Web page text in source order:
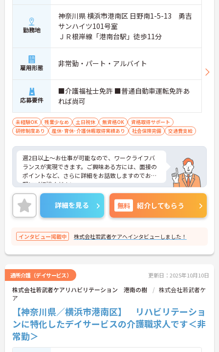
勤務地
神奈川県 横浜市港南区 日野南1-5-13 勇吉
サンハイツ101号室
ＪＲ根岸線「港南台駅」徒歩11分
雇用形態 非常勤・パート・アルバイト
応募要件
■介護福祉士免許 ■普通自動車運転免許あ
れば尚可
未経験OK 残業少なめ 土日祝休 無資格OK
資格取得サポート
研修制度あり
産休･育休･介護休暇取得実績あり 社会保険完備 交通費支給
週2日以上～お仕事が可能なので、ワークライフバ
ランスが実現できます。ご興味ある方には、面接の
ポイントなど、さらに詳細をお話致しますのでお気
軽にご相談ください。
詳細を見る 無料 紹介してもらう
インタビュー掲載中 株式会社若武者ケアへインタビューしました！
通所介護（デイサービス） 更新日：2025年10月10日
株式会社若武者ケアリハビリテーション 港南の樹
株式会社若武者ケ
ア
【神奈川県／横浜市港南区】 リハビリテーショ
ンに特化したデイサービスの介護職求人です＜非
常勤＞